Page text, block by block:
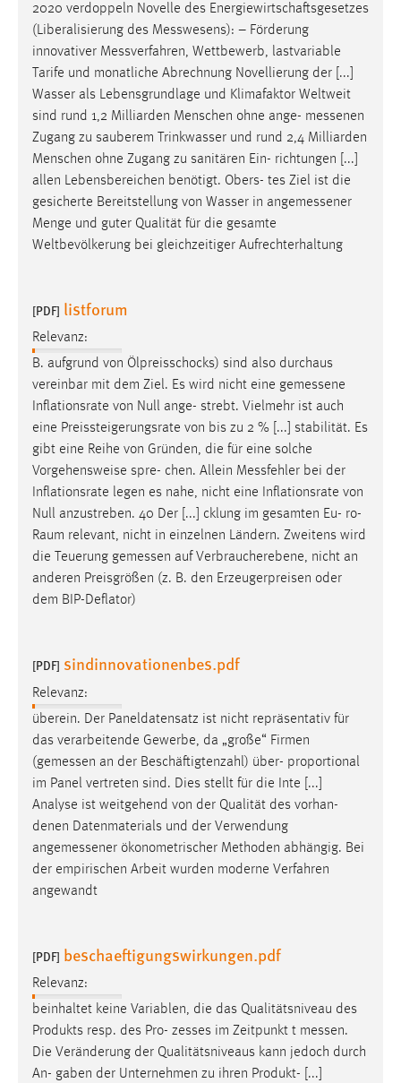
2020 verdoppeln Novelle des Energiewirtschaftsgesetzes
(Liberalisierung des Messwesens): – Förderung
innovativer Messverfahren, Wettbewerb, lastvariable
Tarife und monatliche Abrechnung Novellierung der [...]
Wasser als Lebensgrundlage und Klimafaktor Weltweit
sind rund 1,2 Milliarden Menschen ohne ange- messenen
Zugang zu sauberem Trinkwasser und rund 2,4 Milliarden
Menschen ohne Zugang zu sanitären Ein- richtungen [...]
allen Lebensbereichen benötigt. Obers- tes Ziel ist die
gesicherte Bereitstellung von Wasser in angemessener
Menge und guter Qualität für die gesamte
Weltbevölkerung bei gleichzeitiger Aufrechterhaltung
[PDF] listforum
Relevanz:
B. aufgrund von Ölpreisschocks) sind also durchaus
vereinbar mit dem Ziel. Es wird nicht eine gemessene
Inflationsrate von Null ange- strebt. Vielmehr ist auch
eine Preissteigerungsrate von bis zu 2 % [...] stabilität. Es
gibt eine Reihe von Gründen, die für eine solche
Vorgehensweise spre- chen. Allein Messfehler bei der
Inflationsrate legen es nahe, nicht eine Inflationsrate von
Null anzustreben. 40 Der [...] cklung im gesamten Eu- ro-
Raum relevant, nicht in einzelnen Ländern. Zweitens wird
die Teuerung gemessen auf Verbraucherebene, nicht an
anderen Preisgrößen (z. B. den Erzeugerpreisen oder
dem BIP-Deflator)
[PDF] sindinnovationenbes.pdf
Relevanz:
überein. Der Paneldatensatz ist nicht repräsentativ für
das verarbeitende Gewerbe, da „große“ Firmen
(gemessen an der Beschäftigtenzahl) über- proportional
im Panel vertreten sind. Dies stellt für die Inte [...]
Analyse ist weitgehend von der Qualität des vorhan-
denen Datenmaterials und der Verwendung
angemessener ökonometrischer Methoden abhängig. Bei
der empirischen Arbeit wurden moderne Verfahren
angewandt
[PDF] beschaeftigungswirkungen.pdf
Relevanz:
beinhaltet keine Variablen, die das Qualitätsniveau des
Produkts resp. des Pro- zesses im Zeitpunkt t messen.
Die Veränderung der Qualitätsniveaus kann jedoch durch
An- gaben der Unternehmen zu ihren Produkt- [...]
Name:
Zweck:
Für performante Seitenauslieferung wird in diesem Cookie
gespeichert, ob man eingeloggt ist.
Sprachpräferenz
Name:
site-language-preference
Zweck:
Cookie Laufzeit:
Chat
Name:
MibewSessionID, MIBEW_UserID, mibew_locale, mibew-
chat-frame-style-5e9dbeb1811c0446
Zweck:
Wird benötigt um die Chatfunktion nutzen zu können.
Cookie Laufzeit:
MibewSessionID, mibew-chat-frame-style-
5e9dbeb1811c0446 = Sitzungslaufzeit, mibew_locale = 3
Jahre, MIBEW_UserID = 1 Jahr
fe_user, be_user, be_lastLoginProvider
Zweck:
Dieser Cookie ist notwendig um sich an der Website
einloggen zu können.
Cookie Laufzeit:
24 Stunden
STATISTIK
Diese Informationen helfen uns zu verstehen, wie
Matomo
Name:
_pk_ref, _pk_cvar, _pk_id, _pk_ses